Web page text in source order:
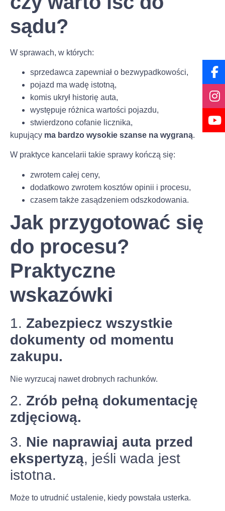
sądu?
W sprawach, w których:
sprzedawca zapewniał o bezwypadkowości,
pojazd ma wadę istotną,
komis ukrył historię auta,
występuje różnica wartości pojazdu,
stwierdzono cofanie licznika,
kupujący ma bardzo wysokie szanse na wygraną.
W praktyce kancelarii takie sprawy kończą się:
zwrotem całej ceny,
dodatkowo zwrotem kosztów opinii i procesu,
czasem także zasądzeniem odszkodowania.
Jak przygotować się
do procesu?
Praktyczne
wskazówki
1. Zabezpiecz wszystkie
dokumenty od momentu
zakupu.
Nie wyrzucaj nawet drobnych rachunków.
2. Zrób pełną dokumentację
zdjęciową.
3. Nie naprawiaj auta przed
ekspertyzą, jeśli wada jest
istotna.
Może to utrudnić ustalenie, kiedy powstała usterka.